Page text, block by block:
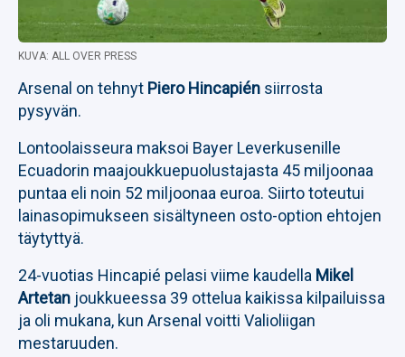
KUVA: ALL OVER PRESS
Arsenal on tehnyt Piero Hincapién siirrosta
pysyvän.
Lontoolaisseura maksoi Bayer Leverkusenille
Ecuadorin maajoukkuepuolustajasta 45 miljoonaa
puntaa eli noin 52 miljoonaa euroa. Siirto toteutui
lainasopimukseen sisältyneen osto-option ehtojen
täytyttyä.
24-vuotias Hincapié pelasi viime kaudella Mikel
Artetan joukkueessa 39 ottelua kaikissa kilpailuissa
ja oli mukana, kun Arsenal voitti Valioliigan
mestaruuden.